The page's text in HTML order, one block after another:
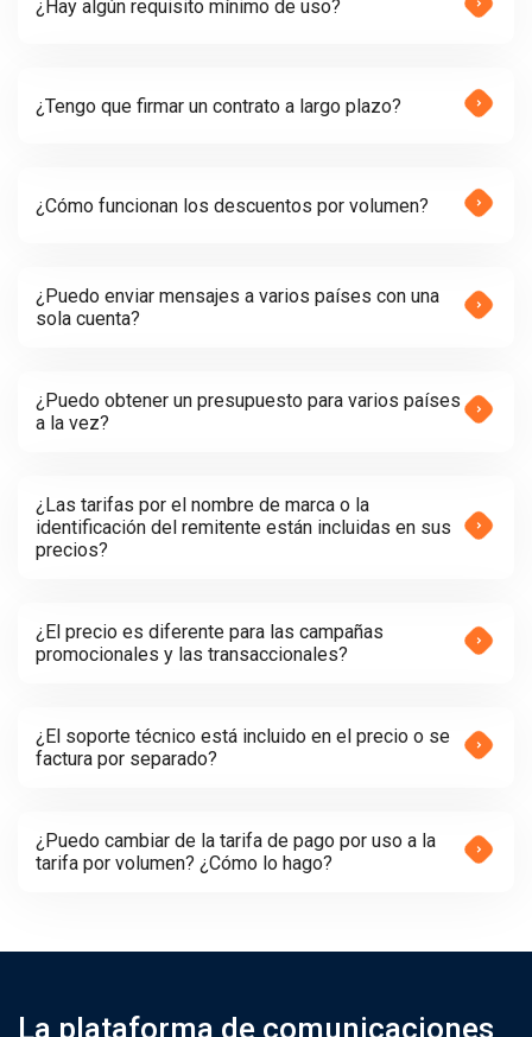
¿Hay algún requisito mínimo de uso?
¿Tengo que firmar un contrato a largo plazo?
¿Cómo funcionan los descuentos por volumen?
¿Puedo enviar mensajes a varios países con una
sola cuenta?
¿Puedo obtener un presupuesto para varios países
a la vez?
¿Las tarifas por el nombre de marca o la
identificación del remitente están incluidas en sus
precios?
¿El precio es diferente para las campañas
promocionales y las transaccionales?
¿El soporte técnico está incluido en el precio o se
factura por separado?
¿Puedo cambiar de la tarifa de pago por uso a la
tarifa por volumen? ¿Cómo lo hago?
La plataforma de comunicaciones